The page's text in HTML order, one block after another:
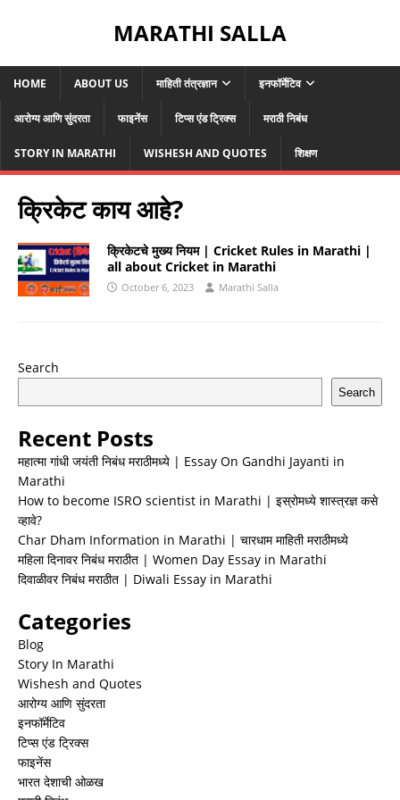
MARATHI SALLA
HOME ABOUT US माहिती तंत्रज्ञान इनफॉर्मेटिव
आरोग्य आणि सुंदरता फाइनेंस टिप्स एंड ट्रिक्स मराठी निबंध
STORY IN MARATHI WISHESH AND QUOTES शिक्षण
क्रिकेट काय आहे?
क्रिकेटचे मुख्य नियम | Cricket Rules in Marathi |
all about Cricket in Marathi
October 6, 2023 Marathi Salla
Search
Search
Recent Posts
महात्मा गांधी जयंती निबंध मराठीमध्ये | Essay On Gandhi Jayanti in
Marathi
How to become ISRO scientist in Marathi | इस्रोमध्ये शास्त्रज्ञ कसे
व्हावे?
Char Dham Information in Marathi | चारधाम माहिती मराठीमध्ये
महिला दिनावर निबंध मराठीत | Women Day Essay in Marathi
दिवाळीवर निबंध मराठीत | Diwali Essay in Marathi
Categories
Blog
Story In Marathi
Wishesh and Quotes
आरोग्य आणि सुंदरता
इनफॉर्मेटिव
टिप्स एंड ट्रिक्स
फाइनेंस
भारत देशाची ओळख